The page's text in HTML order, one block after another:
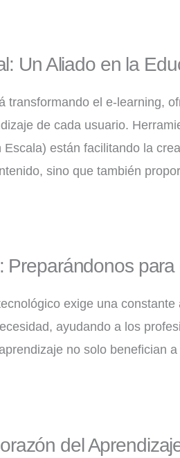
Un Aliado en la
transformando el e-learning,
de cada usuario.
están facilitando la
sino que también
Preparándonos
exige una
ayudando a los
no solo benefician
del